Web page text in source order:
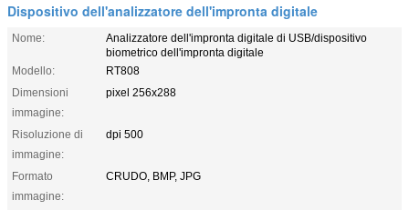
Dispositivo dell'analizzatore dell'impronta digitale
Nome:
Analizzatore dell'impronta digitale di USB/dispositivo
biometrico dell'impronta digitale
Modello:
RT808
Dimensioni
immagine:
pixel 256x288
Risoluzione di
immagine:
dpi 500
Formato
immagine:
CRUDO, BMP, JPG